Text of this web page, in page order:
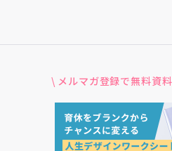
\ メルマガ登録で無料資